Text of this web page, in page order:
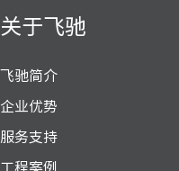
关于飞驰
飞驰简介
企业优势
服务支持
工程案例